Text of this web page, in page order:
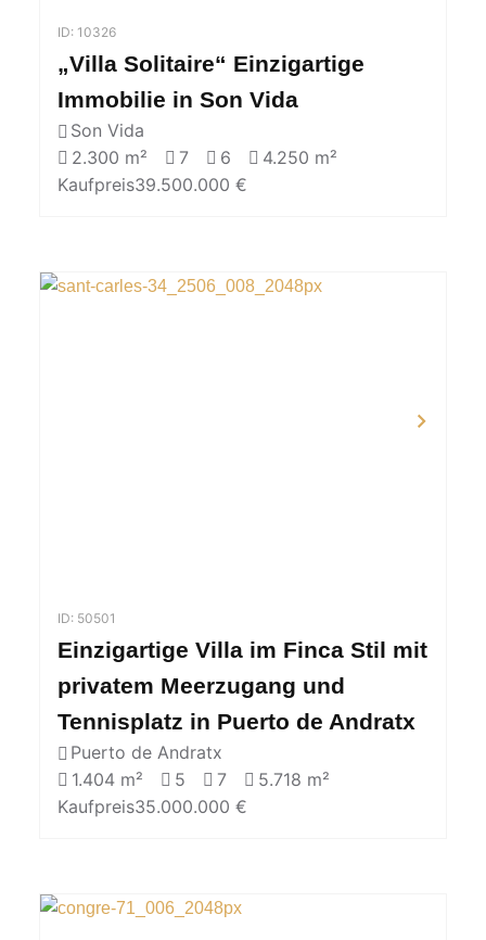
ID: 10326
„Villa Solitaire“ Einzigartige
Immobilie in Son Vida
Son Vida
2.300 m²
7 6
4.250 m²
Kaufpreis39.500.000 €
ID: 50501
Einzigartige Villa im Finca Stil mit
privatem Meerzugang und
Tennisplatz in Puerto de Andratx
Puerto de Andratx
1.404 m²
5 7
5.718 m²
Kaufpreis35.000.000 €